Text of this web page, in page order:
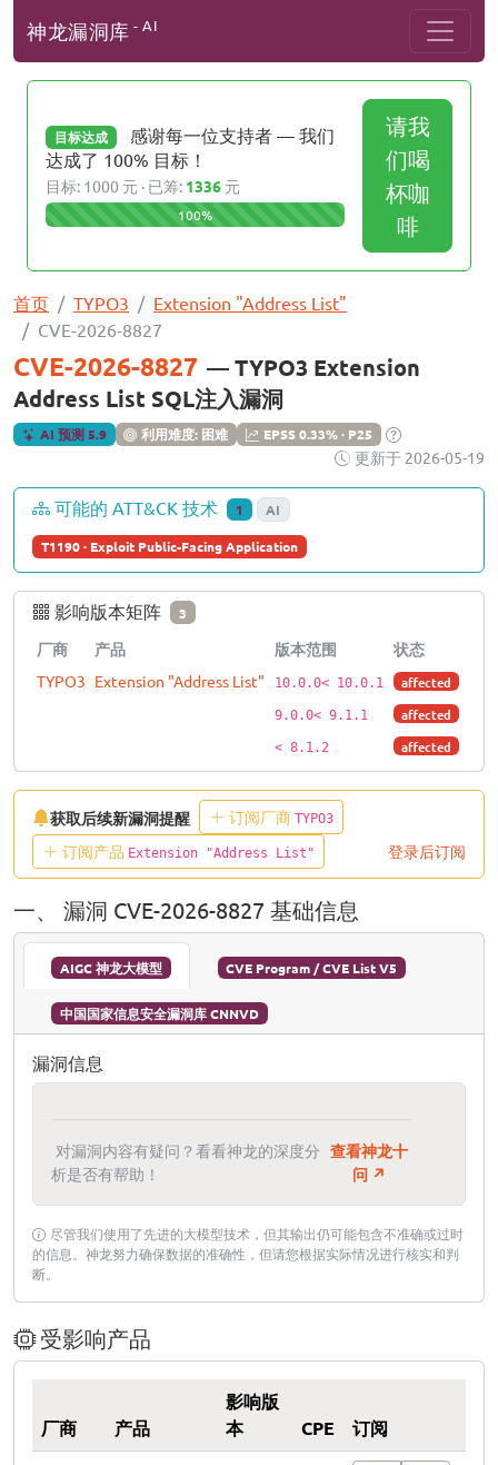
神龙漏洞库 - AI
目标达成
感谢每一位支持者 — 我们
达成了 100% 目标！
目标: 1000 元 · 已筹: 1336 元
100%
请我
们喝
杯咖
啡
首页 TYPO3
Extension "Address List"
CVE-2026-8827
CVE-2026-8827 — TYPO3 Extension
Address List SQL注入漏洞
AI 预测 5.9 利用难度: 困难 EPSS 0.33% · P25
更新于 2026-05-19
可能的 ATT&CK 技术 1 AI
T1190 · Exploit Public-Facing Application
影响版本矩阵 3
厂商 产品 版本范围
状态
TYPO3 Extension "Address List" 10.0.0< 10.0.1 affected
9.0.0< 9.1.1 affected
< 8.1.2 affected
获取后续新漏洞提醒 订阅厂商 TYPO3
订阅产品 Extension "Address List" 登录后订阅
一、 漏洞 CVE-2026-8827 基础信息
AIGC 神龙大模型 CVE Program / CVE List V5
中国国家信息安全漏洞库 CNNVD
漏洞信息
对漏洞内容有疑问？看看神龙的深度分
析是否有帮助！
查看神龙十
问 ↗
尽管我们使用了先进的大模型技术，但其输出仍可能包含不准确或过时
的信息。神龙努力确保数据的准确性，但请您根据实际情况进行核实和判
断。
受影响产品
厂商 产品
影响版
本
CPE 订阅